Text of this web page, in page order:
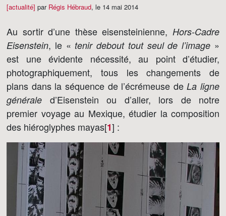
[actualité] par Régis Hébraud, le 14 mai 2014
Au sortir d’une thèse eisensteinienne, Hors-Cadre
Eisenstein, le « tenir debout tout seul de l’image »
est une évidente nécessité, au point d’étudier,
photographiquement, tous les changements de
plans dans la séquence de l’écrémeuse deLa ligne
générale d’Eisenstein ou d’aller, lors de notre
premier voyage au Mexique, étudier la composition
des hiéroglyphes mayas[1] :